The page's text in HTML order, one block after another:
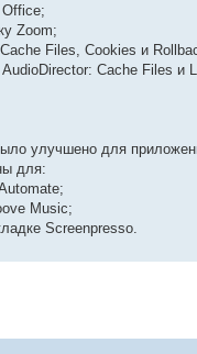
Zoom;
Files, Cookies и
Cache Files и
улучшено для
для:
Music;
Screenpresso.